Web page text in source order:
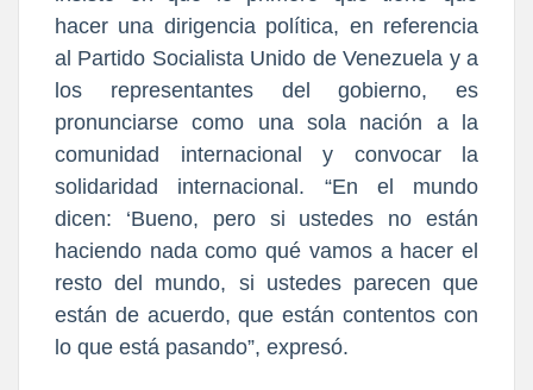
hacer una dirigencia política, en referencia
al Partido Socialista Unido de Venezuela y a
los representantes del gobierno, es
pronunciarse como una sola nación a la
comunidad internacional y convocar la
solidaridad internacional. “En el mundo
dicen: ‘Bueno, pero si ustedes no están
haciendo nada como qué vamos a hacer el
resto del mundo, si ustedes parecen que
están de acuerdo, que están contentos con
lo que está pasando”, expresó.